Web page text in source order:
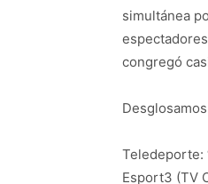
simultánea
congregó
Teledeporte:
Esport3 (TV